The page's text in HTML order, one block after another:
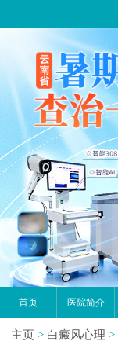
首页 医院简介
主页 > 白癜风心理 >